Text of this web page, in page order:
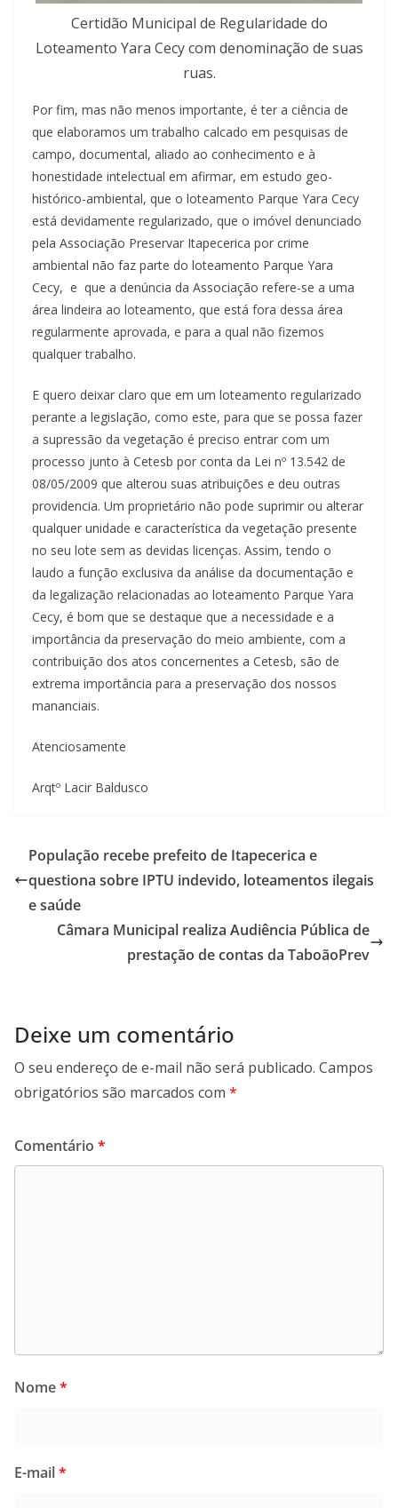
Certidão Municipal de Regularidade do
Loteamento Yara Cecy com denominação de suas
ruas.
Por fim, mas não menos importante, é ter a ciência de
que elaboramos um trabalho calcado em pesquisas de
campo, documental, aliado ao conhecimento e à
honestidade intelectual em afirmar, em estudo geo-
histórico-ambiental, que o loteamento Parque Yara Cecy
está devidamente regularizado, que o imóvel denunciado
pela Associação Preservar Itapecerica por crime
ambiental não faz parte do loteamento Parque Yara
Cecy, e que a denúncia da Associação refere-se a uma
área lindeira ao loteamento, que está fora dessa área
regularmente aprovada, e para a qual não fizemos
qualquer trabalho.
E quero deixar claro que em um loteamento regularizado
perante a legislação, como este, para que se possa fazer
a supressão da vegetação é preciso entrar com um
processo junto à Cetesb por conta da Lei nº 13.542 de
08/05/2009 que alterou suas atribuições e deu outras
providencia. Um proprietário não pode suprimir ou alterar
qualquer unidade e característica da vegetação presente
no seu lote sem as devidas licenças. Assim, tendo o
laudo a função exclusiva da análise da documentação e
da legalização relacionadas ao loteamento Parque Yara
Cecy, é bom que se destaque que a necessidade e a
importância da preservação do meio ambiente, com a
contribuição dos atos concernentes a Cetesb, são de
extrema importância para a preservação dos nossos
mananciais.
Atenciosamente
Arqtº Lacir Baldusco
População recebe prefeito de Itapecerica e
questiona sobre IPTU indevido, loteamentos ilegais
e saúde
Câmara Municipal realiza Audiência Pública de
prestação de contas da TaboãoPrev
Deixe um comentário
O seu endereço de e-mail não será publicado. Campos
obrigatórios são marcados com *
Comentário *
Nome*
E-mail*